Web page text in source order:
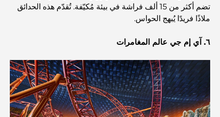
أفضل ملاعب الجولف للبطولات في دبي
فاخرة على شاطئ البحر
أفضل البنوك في دبي للمقيمين الأجانب: دليل مصرفي شامل
أفضل مطاعم شرائح اللحم في دبي: دليل لعشاق اللحوم
تضم أكثر من 15 ألف فراشة في بيئة مُكيّفة. تُقدّم هذه الحدائق
ملاذًا فريدًا يُبهج الحواس.
٦. آي إم جي عالم المغامرات